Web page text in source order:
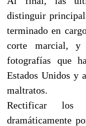
distinguir
terminado en
corte marcial, y
fotografías que
Estados Unidos y
maltratos.
Rectificar los
dramáticamente